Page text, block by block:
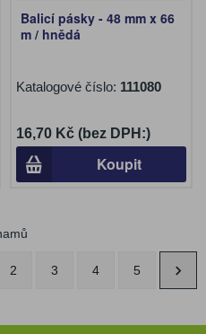
Balicí pásky - 48 mm x 66
m / hnědá
Katalogové číslo: 111080
16,70 Kč (bez DPH:)
Koupit
2 3 4 5